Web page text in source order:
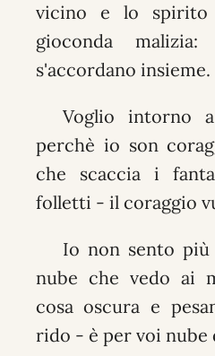
vicino e lo spirito
gioconda
s'accordano insieme.
Voglio intorno
perchè io son
che scaccia i
folletti - il coraggio
Io non sento più
nube che vedo ai
cosa oscura e
rido - è per voi nube